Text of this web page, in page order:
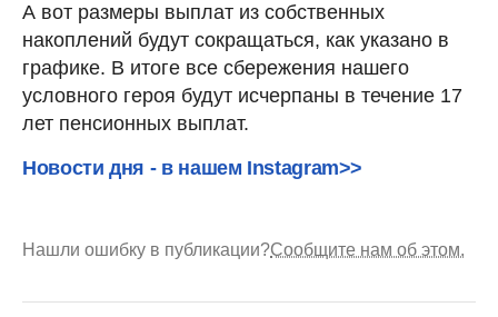
А вот размеры выплат из собственных
накоплений будут сокращаться, как указано в
графике. В итоге все сбережения нашего
условного героя будут исчерпаны в течение 17
лет пенсионных выплат.
Новости дня - в нашем Instagram>>
Нашли ошибку в публикации?Сообщите нам об этом.